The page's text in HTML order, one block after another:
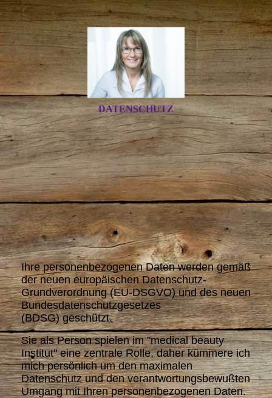
DATENSCHUTZ
Ihre personenbezogenen Daten werden gemäß
der neuen europäischen Datenschutz-
Grundverordnung (EU-DSGVO) und des neuen
Bundesdatenschutzgesetzes
(BDSG) geschützt.
Sie als Person spielen im "medical beauty
Institut" eine zentrale Rolle, daher kümmere ich
mich persönlich um den maximalen
Datenschutz und den verantwortungsbewußten
Umgang mit Ihren personenbezogenen Daten.